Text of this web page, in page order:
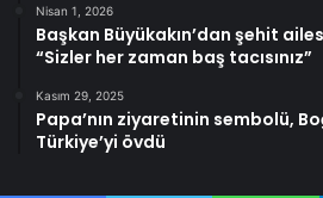
Nisan 1, 2026
Başkan Büyükakın’dan şehit
“Sizler her zaman baş tacısınız”
Kasım 29, 2025
Papa’nın ziyaretinin sembolü,
Türkiye’yi övdü